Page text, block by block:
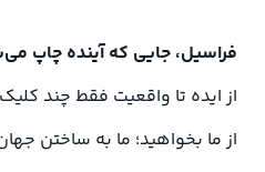
فراسیل، جایی که آینده چاپ
از ایده تا واقعیت فقط چند کلیک
از ما بخواهید؛ ما به ساختن